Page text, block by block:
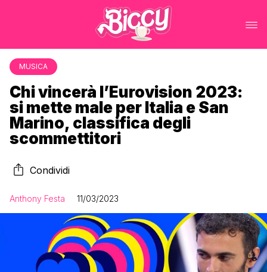
MUSICA
Chi vincerà l’Eurovision 2023:
si mette male per Italia e San
Marino, classifica degli
scommettitori
Condividi
Anthony Festa 11/03/2023